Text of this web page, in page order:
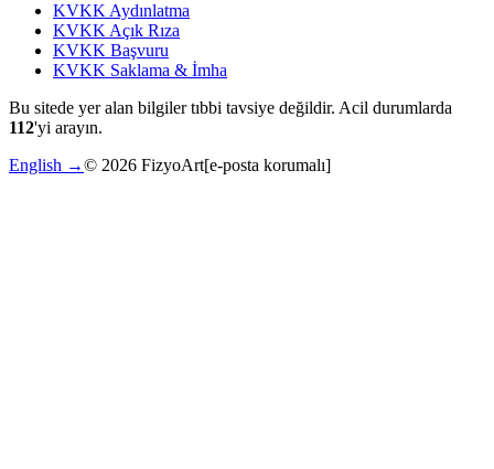
KVKK Aydınlatma
KVKK Açık Rıza
KVKK Başvuru
KVKK Saklama & İmha
Bu sitede yer alan bilgiler tıbbi tavsiye değildir. Acil durumlarda
112'yi arayın.
English →© 2026 FizyoArt[e-posta korumalı]